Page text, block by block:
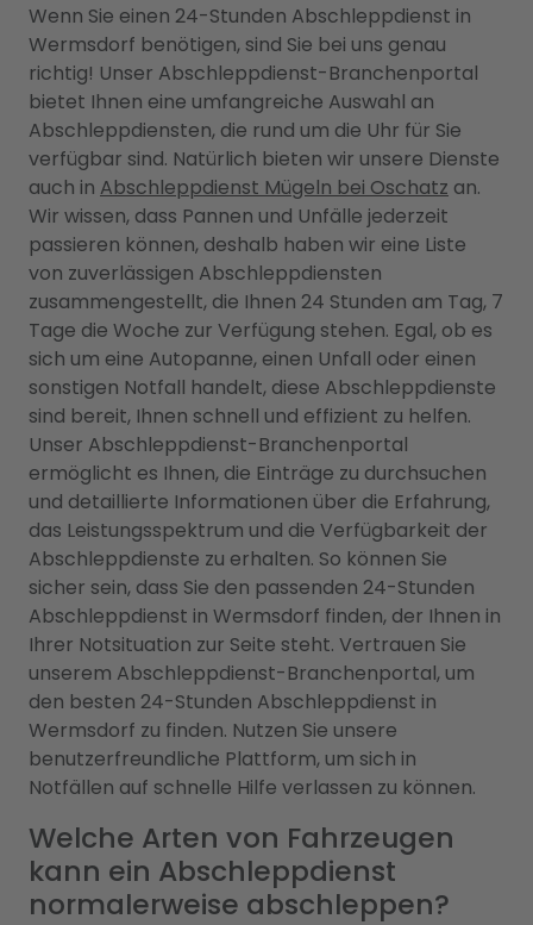
Wenn Sie einen 24-Stunden Abschleppdienst in
Wermsdorf benötigen, sind Sie bei uns genau
richtig! Unser Abschleppdienst-Branchenportal
bietet Ihnen eine umfangreiche Auswahl an
Abschleppdiensten, die rund um die Uhr für Sie
verfügbar sind. Natürlich bieten wir unsere Dienste
auch in Abschleppdienst Mügeln bei Oschatz an.
Wir wissen, dass Pannen und Unfälle jederzeit
passieren können, deshalb haben wir eine Liste
von zuverlässigen Abschleppdiensten
zusammengestellt, die Ihnen 24 Stunden am Tag, 7
Tage die Woche zur Verfügung stehen. Egal, ob es
sich um eine Autopanne, einen Unfall oder einen
sonstigen Notfall handelt, diese Abschleppdienste
sind bereit, Ihnen schnell und effizient zu helfen.
Unser Abschleppdienst-Branchenportal
ermöglicht es Ihnen, die Einträge zu durchsuchen
und detaillierte Informationen über die Erfahrung,
das Leistungsspektrum und die Verfügbarkeit der
Abschleppdienste zu erhalten. So können Sie
sicher sein, dass Sie den passenden 24-Stunden
Abschleppdienst in Wermsdorf finden, der Ihnen in
Ihrer Notsituation zur Seite steht. Vertrauen Sie
unserem Abschleppdienst-Branchenportal, um
den besten 24-Stunden Abschleppdienst in
Wermsdorf zu finden. Nutzen Sie unsere
benutzerfreundliche Plattform, um sich in
Notfällen auf schnelle Hilfe verlassen zu können.
Welche Arten von Fahrzeugen
kann ein Abschleppdienst
normalerweise abschleppen?